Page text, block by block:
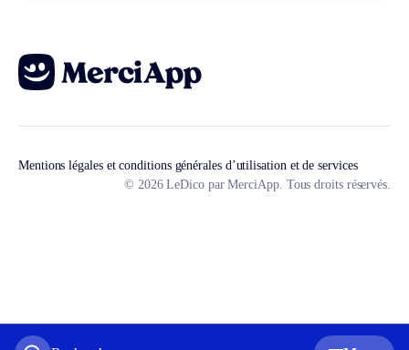
Mentions légales et conditions générales d’utilisation et de services
© 2026 LeDico par MerciApp. Tous droits réservés.